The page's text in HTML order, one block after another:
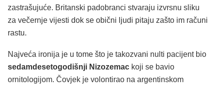
zastrašujuće. Britanski padobranci stvaraju izvrsnu sliku
za večernje vijesti dok se obični ljudi pitaju zašto im računi
rastu.
Najveća ironija je u tome što je takozvani nulti pacijent bio
sedamdesetogodišnji Nizozemac koji se bavio
ornitologijom. Čovjek je volontirao na argentinskom